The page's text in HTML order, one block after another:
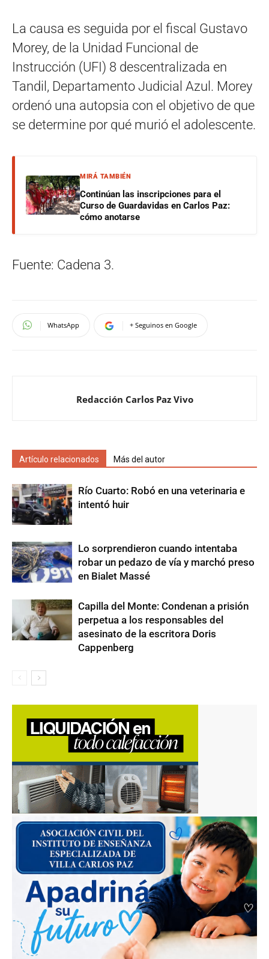
La causa es seguida por el fiscal Gustavo
Morey, de la Unidad Funcional de
Instrucción (UFI) 8 descentralizada en
Tandil, Departamento Judicial Azul. Morey
ordenó una autopsia con el objetivo de que
se determine por qué murió el adolescente.
MIRÁ TAMBIÉN
Continúan las inscripciones para el
Curso de Guardavidas en Carlos Paz:
cómo anotarse
Fuente: Cadena 3.
WhatsApp + Seguinos en Google
Redacción Carlos Paz Vivo
Artículo relacionados Más del autor
Río Cuarto: Robó en una veterinaria e
intentó huir
Lo sorprendieron cuando intentaba
robar un pedazo de vía y marchó preso
en Bialet Massé
Capilla del Monte: Condenan a prisión
perpetua a los responsables del
asesinato de la escritora Doris
Cappenberg